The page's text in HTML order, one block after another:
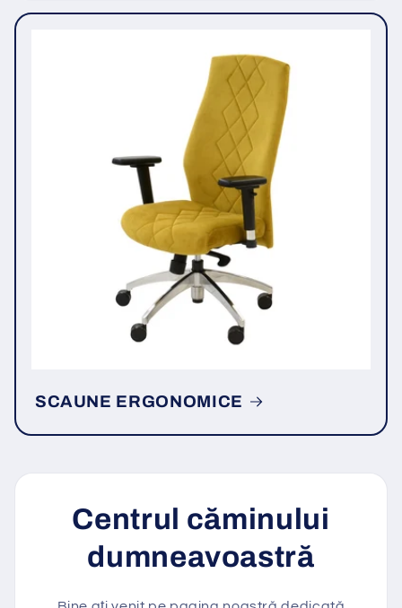
SCAUNE ERGONOMICE
Centrul căminului
dumneavoastră